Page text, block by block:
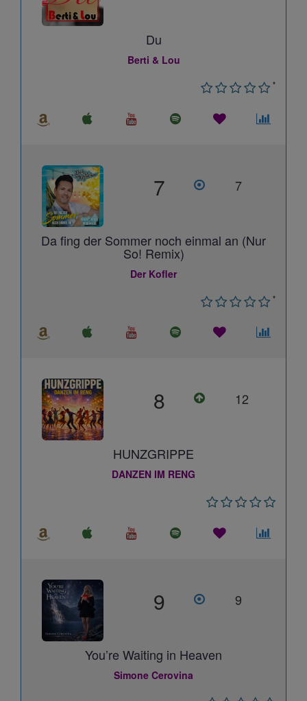
Du
Berti & Lou
*
7 7
Da fing der Sommer noch einmal an (Nur
So! Remix)
Der Kofler
*
8 12
HUNZGRIPPE
DANZEN IM RENG
9 9
You’re Waiting in Heaven
Simone Cerovina